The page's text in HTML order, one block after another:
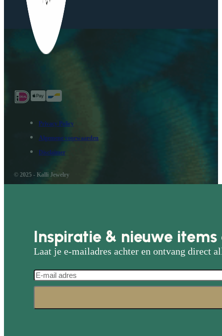
Privacy Policy
Algemene voorwaarden
Disclaimer
© 2025 - Kalli Jewelry
Inspiratie & nieuwe
Laat je e-mailadres achter en ontvang direct